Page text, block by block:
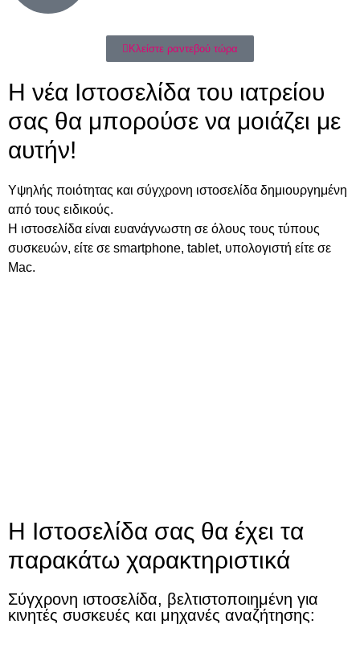
Κλείστε ραντεβού τώρα
Η νέα Ιστοσελίδα του ιατρείου
σας θα μπορούσε να μοιάζει με
αυτήν!
Υψηλής ποιότητας και σύγχρονη ιστοσελίδα δημιουργημένη
από τους ειδικούς.
Η ιστοσελίδα είναι ευανάγνωστη σε όλους τους τύπους
συσκευών, είτε σε smartphone, tablet, υπολογιστή είτε σε
Mac.
Η Ιστοσελίδα σας θα έχει τα
παρακάτω χαρακτηριστικά
Σύγχρονη ιστοσελίδα, βελτιστοποιημένη για
κινητές συσκευές και μηχανές αναζήτησης: